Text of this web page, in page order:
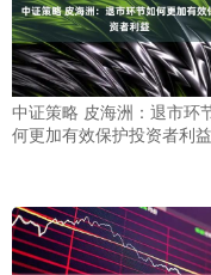
中证策略 皮海洲：退市环
何更加有效保护投资者利益